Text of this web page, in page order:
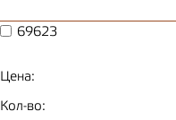
69623
Цена:
Кол-во: